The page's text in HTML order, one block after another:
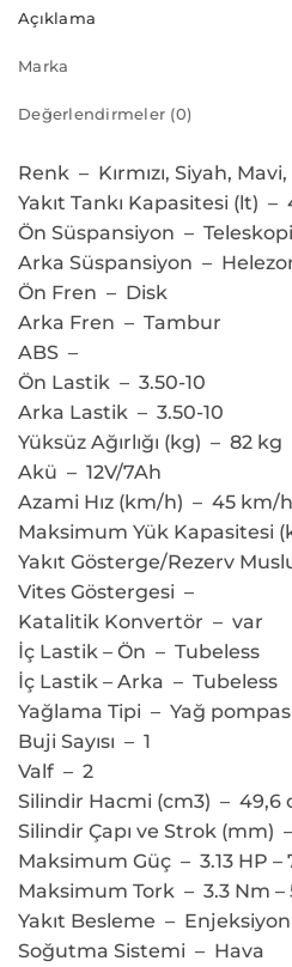
Açıklama
Marka
Değerlendirmeler (0)
Renk – Kırmızı, Siyah,
Yakıt Tankı Kapasitesi (lt) –
Ön Süspansiyon –
Arka Süspansiyon –
Ön Fren – Disk
Arka Fren – Tambur
ABS –
Ön Lastik – 3.50-10
Arka Lastik – 3.50-10
Yüksüz Ağırlığı (kg) – 82 kg
Akü – 12V/7Ah
Azami Hız (km/h) – 45 km/h
Maksimum Yük Kapasitesi
Yakıt Gösterge/Rezerv
Vites Göstergesi –
Katalitik Konvertör – var
İç Lastik – Ön – Tubeless
İç Lastik – Arka – Tubeless
Yağlama Tipi – Yağ
Buji Sayısı – 1
Valf – 2
Silindir Hacmi (cm3) – 49,6
Silindir Çapı ve Strok (mm)
Maksimum Güç – 3.13 HP –
Maksimum Tork – 3.3 Nm –
Yakıt Besleme – Enjeksiyon
Soğutma Sistemi – Hava